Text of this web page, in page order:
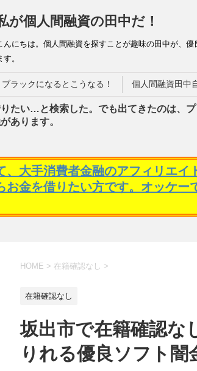
が個人間融資の田中だ！
んにちは。個人間融資を探すことが趣味の田中が、
す。
ブラックになるとこうなる！ 個人間融資田中
たい…と検索した。でも出てきたのは、
あります。
大手消費者金融のアフィリエイ
お金を借りたい方です。オッケ
HOME > 在籍確認なし >
在籍確認なし
坂出市で在籍確認な
りれる優良ソフト闇